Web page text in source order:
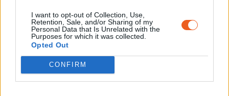
I want to opt-out of Collection, Use,
Retention, Sale, and/or Sharing of my
Personal Data that Is Unrelated with the
Purposes for which it was collected.
Opted Out
CONFIRM